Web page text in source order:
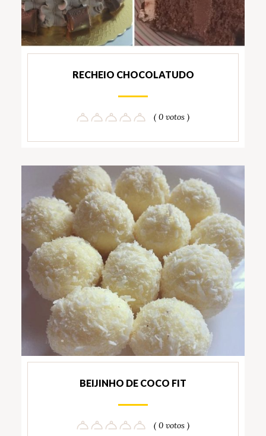
RECHEIO CHOCOLATUDO
( 0 votos )
BEIJINHO DE COCO FIT
( 0 votos )